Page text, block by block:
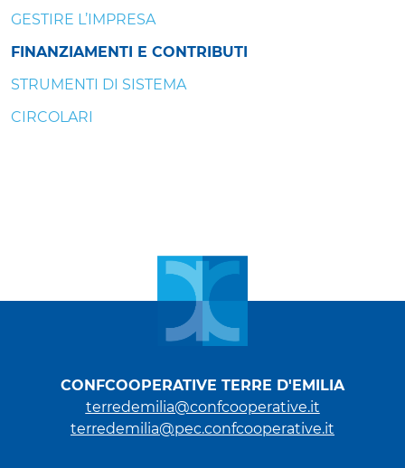
GESTIRE L’IMPRESA
FINANZIAMENTI E CONTRIBUTI
STRUMENTI DI SISTEMA
CIRCOLARI
CONFCOOPERATIVE TERRE D'EMILIA
terredemilia@confcooperative.it
terredemilia@pec.confcooperative.it